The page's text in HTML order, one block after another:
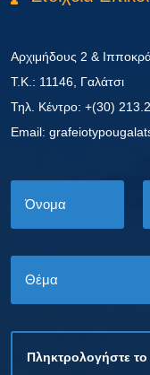
Αρχιμήδους 2 &
Τ.Κ.: 11146, Γαλάτσι
Τηλ. Κέντρο: +(30)
Εmail: